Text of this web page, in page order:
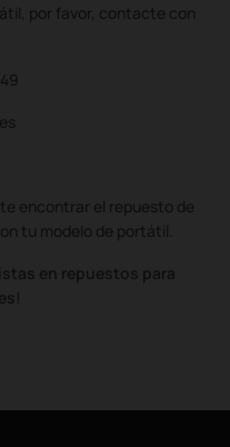
por favor, contacte con
encontrar el repuesto de
tu modelo de portátil.
en repuestos para